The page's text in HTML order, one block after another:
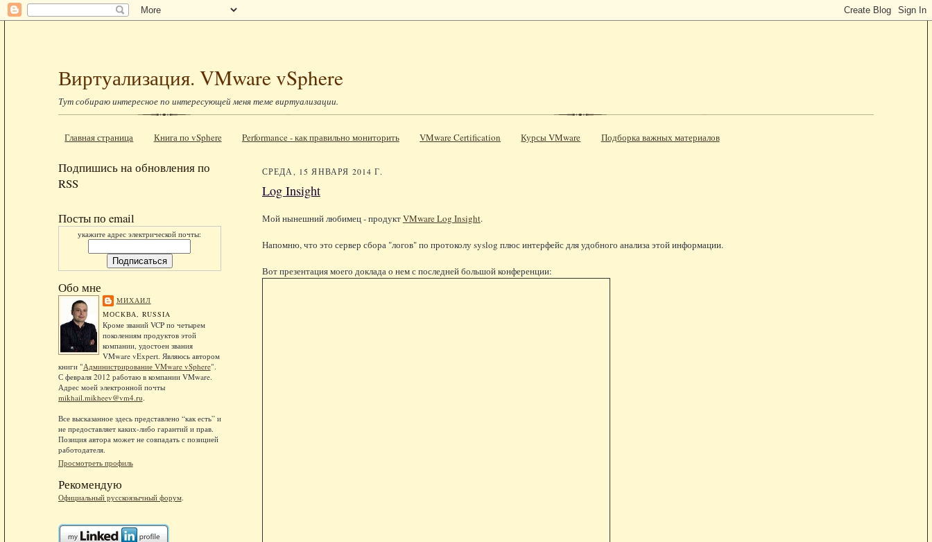
Виртуализация. VMware vSphere
Тут собираю интересное по интересующей меня теме виртуализации.
Главная страница Книга по vSphere Performance - как правильно мониторить VMware Certification Курсы VMware Подборка важных материалов
Подпишись на обновления по
RSS
Посты по email
укажите адрес электрической почты:
Обо мне
МИХАИЛ
МОСКВА, RUSSIA
Кроме званий VCP по четырем
поколениям продуктов этой
компании, удостоен звания
VMware vExpert. Являюсь автором
книги "Администрирование VMware vSphere".
С февраля 2012 работаю в компании VMware.
Адрес моей электронной почты
mikhail.mikheev@vm4.ru.
Все высказанное здесь представлено “как есть” и
не предоставляет каких-либо гарантий и прав.
Позиция автора может не совпадать с позицией
работодателя.
Просмотреть профиль
Рекомендую
Официальный русскоязычный форум.
СРЕДА, 15 ЯНВАРЯ 2014 Г.
Log Insight
Мой нынешний любимец - продуктVMware Log Insight.
Напомню, что это сервер сбора "логов" по протоколу syslog плюс интерфейс для удобного анализа этой информации.
Вот презентация моего доклада о нем с последней большой конференции: